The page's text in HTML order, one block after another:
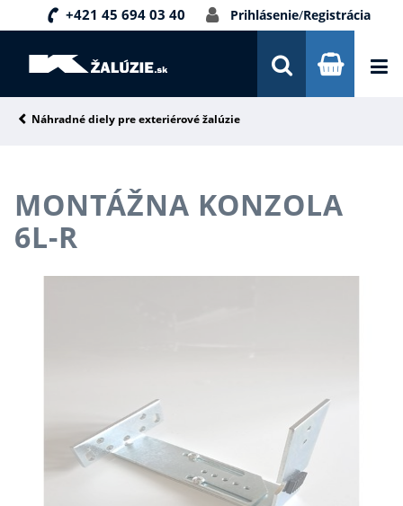
+421 45 694 03 40 Prihlásenie/Registrácia
DOPRAVA A PLATBA
PORADŇA
NOVINKY
Náhradné diely pre exteriérové žalúzie
MONTÁŽNA KONZOLA
6L-R